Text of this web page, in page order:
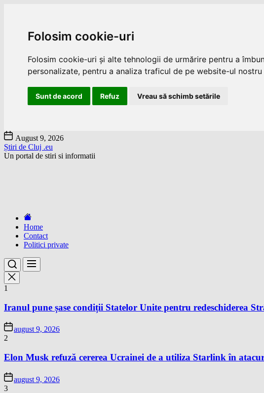
Folosim cookie-uri
Folosim cookie-uri și alte tehnologii de urmărire pentru a
personalizate, pentru a analiza traficul de pe website-ul
Sunt de acord Refuz Vreau să schimb setările
Skip
to
the
content
August 9, 2026
Știri de Cluj .eu
Un portal de stiri si informatii
Home
Contact
Politici private
1
Iranul pune șase condiții Statelor Unite pentru redeschiderea
august 9, 2026
2
Elon Musk refuză cererea Ucrainei de a utiliza Starlink în
august 9, 2026
3